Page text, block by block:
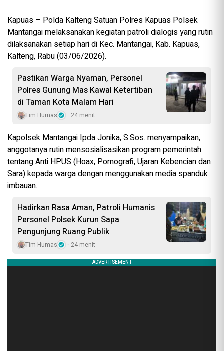
Kapuas – Polda Kalteng Satuan Polres Kapuas Polsek
Mantangai melaksanakan kegiatan patroli dialogis yang rutin
dilaksanakan setiap hari di Kec. Mantangai, Kab. Kapuas,
Kalteng, Rabu (03/06/2026).
Pastikan Warga Nyaman, Personel
Polres Gunung Mas Kawal Ketertiban
di Taman Kota Malam Hari
Tim Humas 24 menit
Kapolsek Mantangai Ipda Jonika, S.Sos. menyampaikan,
anggotanya rutin mensosialisasikan program pemerintah
tentang Anti HPUS (Hoax, Pornografi, Ujaran Kebencian dan
Sara) kepada warga dengan menggunakan media spanduk
imbauan.
Hadirkan Rasa Aman, Patroli Humanis
Personel Polsek Kurun Sapa
Pengunjung Ruang Publik
Tim Humas 24 menit